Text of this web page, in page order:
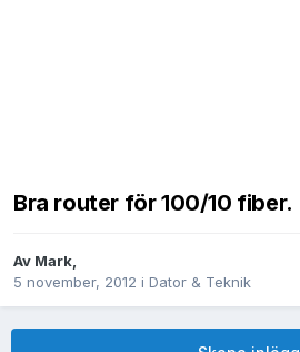
Bra router för 100/10 fiber.
Av Mark,
5 november, 2012 i Dator & Teknik